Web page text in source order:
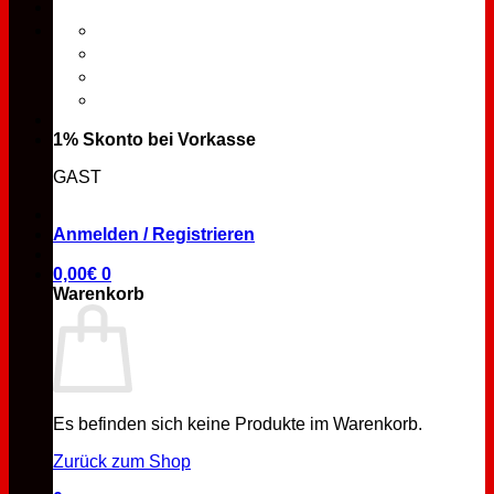
1% Skonto bei Vorkasse
GAST
Anmelden / Registrieren
0,00€ 0
Warenkorb
Es befinden sich keine Produkte im Warenkorb.
Zurück zum Shop